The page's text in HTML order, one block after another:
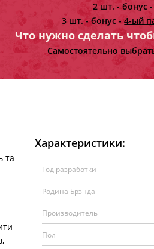
2 шт. - бонус -
3 шт. - бонус -4-ый
Что нужно сделать
Самостоятельно
та
Характеристики:
Год разработки
Родина Брэнда
Производитель
Пол